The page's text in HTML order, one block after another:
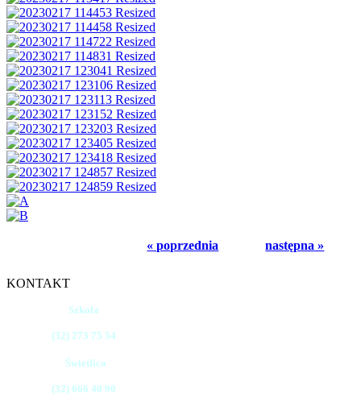
« poprzednia następna »
KONTAKT
Szkoła
(32) 273 75 54
Świetlica
(32) 666 40 90